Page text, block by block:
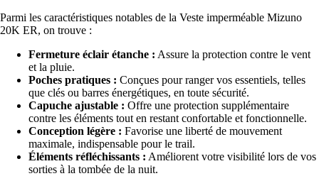
Parmi les caractéristiques notables de la Veste imperméable Mizuno
20K ER, on trouve :
Fermeture éclair étanche : Assure la protection contre le vent
et la pluie.
Poches pratiques : Conçues pour ranger vos essentiels, telles
que clés ou barres énergétiques, en toute sécurité.
Capuche ajustable : Offre une protection supplémentaire
contre les éléments tout en restant confortable et fonctionnelle.
Conception légère : Favorise une liberté de mouvement
maximale, indispensable pour le trail.
Éléments réfléchissants : Améliorent votre visibilité lors de vos
sorties à la tombée de la nuit.